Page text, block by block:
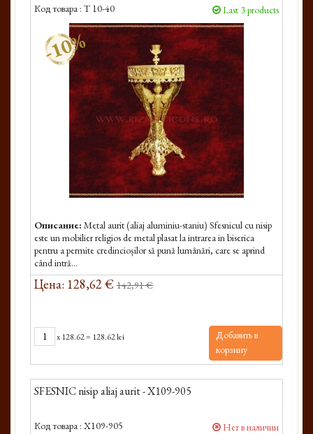
Код товара : T 10-40 Last 3 products
-10%
Описание: Metal aurit (aliaj aluminiu-staniu) Sfesnicul cu nisip
este un mobilier religios de metal plasat la intrarea in biserica
pentru a permite credincioșilor să pună lumânări, care se aprind
când intră...
Цена: 128,62 € 142,91 €
x128.62= 128.62 lei
Добавить в
корзину
SFESNIC nisip aliaj aurit - X109-905
Код товара : X109-905 Нет в наличии